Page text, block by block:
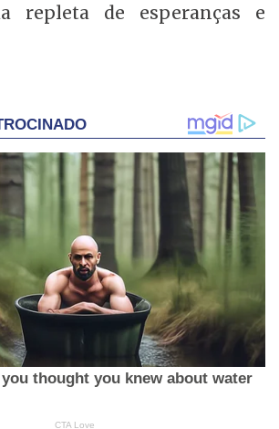
repleta de esperanças e